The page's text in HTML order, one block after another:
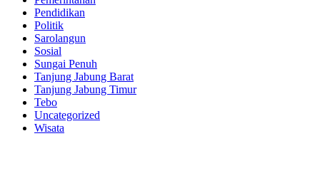
Pendidikan
Politik
Sarolangun
Sosial
Sungai Penuh
Tanjung Jabung Barat
Tanjung Jabung Timur
Tebo
Uncategorized
Wisata